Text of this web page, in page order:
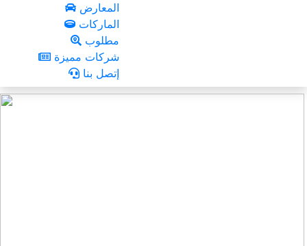
المعارض
الماركات
مطلوب
شركات مميزة
إتصل بنا